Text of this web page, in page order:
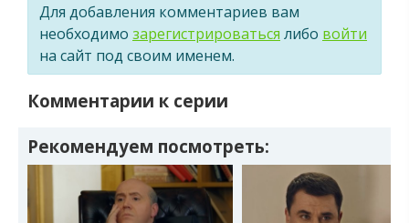
Для добавления комментариев вам
необходимо зарегистрироваться либо войти
на сайт под своим именем.
Комментарии к серии
Рекомендуем посмотреть: